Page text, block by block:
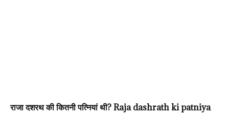
राजा दशरथ की कितनी पत्नियां थी? Raja dashrath ki patniya